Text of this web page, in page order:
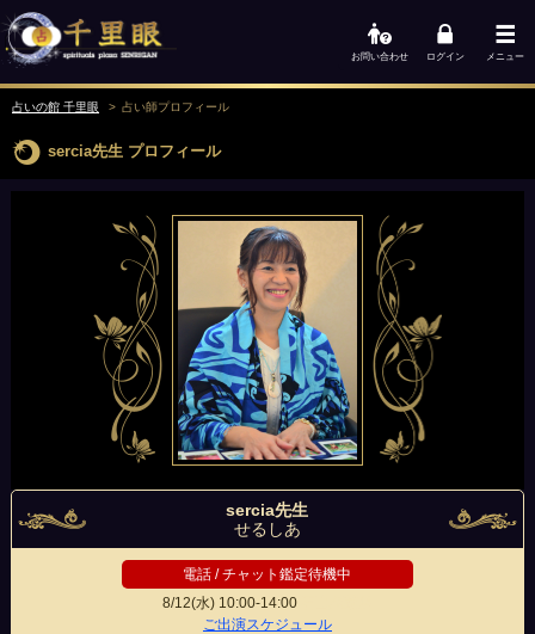
お問い合わせ ログイン メニュー
占いの館 千里眼 占い師プロフィール
sercia先生 プロフィール
sercia先生
せるしあ
電話 / チャット鑑定待機中
8/12(水) 10:00-14:00
ご出演スケジュール